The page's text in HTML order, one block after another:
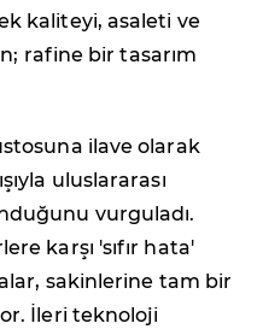
kaliteyi, asaleti ve
rafine bir tasarım
ilave olarak
uluslararası
vurguladı.
karşı 'sıfır hata'
sakinlerine tam bir
İleri teknoloji